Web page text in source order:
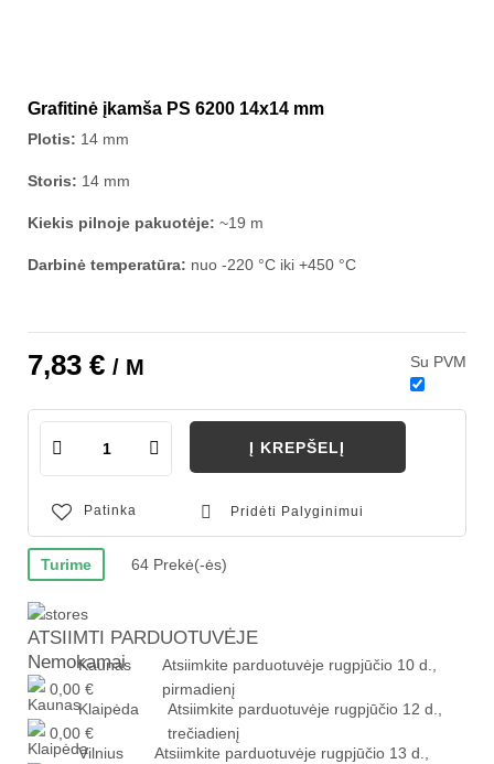
Grafitinė įkamša PS 6200 14x14 mm
Plotis: 14 mm
Storis: 14 mm
Kiekis pilnoje pakuotėje: ~19 m
Darbinė temperatūra: nuo -220 °C iki +450 °C
7,83 € / M Su PVM
Į KREPŠELĮ
Patinka Pridėti Palyginimui
Turime 64 Prekė(-ės)
ATSIIMTI PARDUOTUVĖJE
Nemokamai
Kaunas
0,00 €
Atsiimkite parduotuvėje rugpjūčio 10 d.,
pirmadienį
Klaipėda
0,00 €
Atsiimkite parduotuvėje rugpjūčio 12 d.,
trečiadienį
Vilnius
Atsiimkite parduotuvėje rugpjūčio 13 d.,